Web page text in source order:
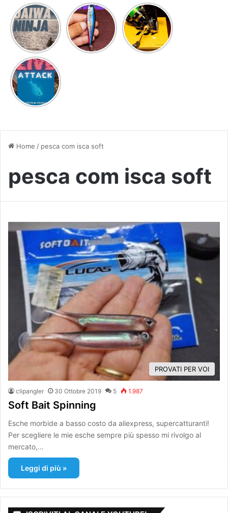
MULTIUSO
DAIWA
NINJA
NUOVO
VIDEO
PROVATO
PER VOI
TSURINOYA
Nuova
combo ULS
nuovo
video!
LIVE
ATTACK IN
UNDERWATER
Home / pesca com isca soft
pesca com isca soft
PROVATI PER VOI
clipangler 30 Ottobre 2019 5 1.987
Soft Bait Spinning
Esche morbide a basso costo da aliexpress, supercatturanti!
Per scegliere le mie esche sempre più spesso mi rivolgo al
mercato,…
Leggi di più »